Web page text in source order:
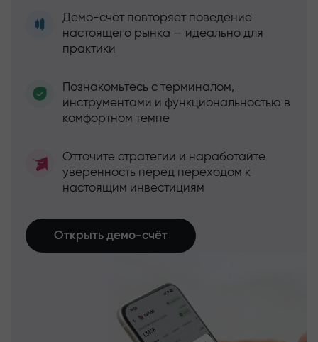
Демо-счёт повторяет поведение
настоящего рынка — идеально для
практики
Познакомьтесь с терминалом,
инструментами и функциональностью в
комфортном темпе
Отточите стратегии и наработайте
уверенность перед переходом к
настоящим инвестициям
Открыть демо-счёт